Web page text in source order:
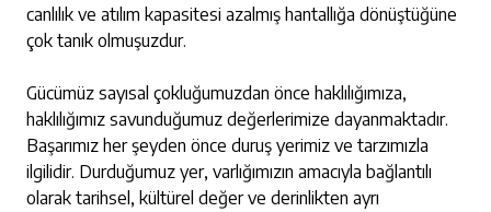
canlılık ve atılım kapasitesi azalmış hantallığa dönüştüğüne
çok tanık olmuşuzdur.
Gücümüz sayısal çokluğumuzdan önce haklılığımıza,
haklılığımız savunduğumuz değerlerimize dayanmaktadır.
Başarımız her şeyden önce duruş yerimiz ve tarzımızla
ilgilidir. Durduğumuz yer, varlığımızın amacıyla bağlantılı
olarak tarihsel, kültürel değer ve derinlikten ayrı